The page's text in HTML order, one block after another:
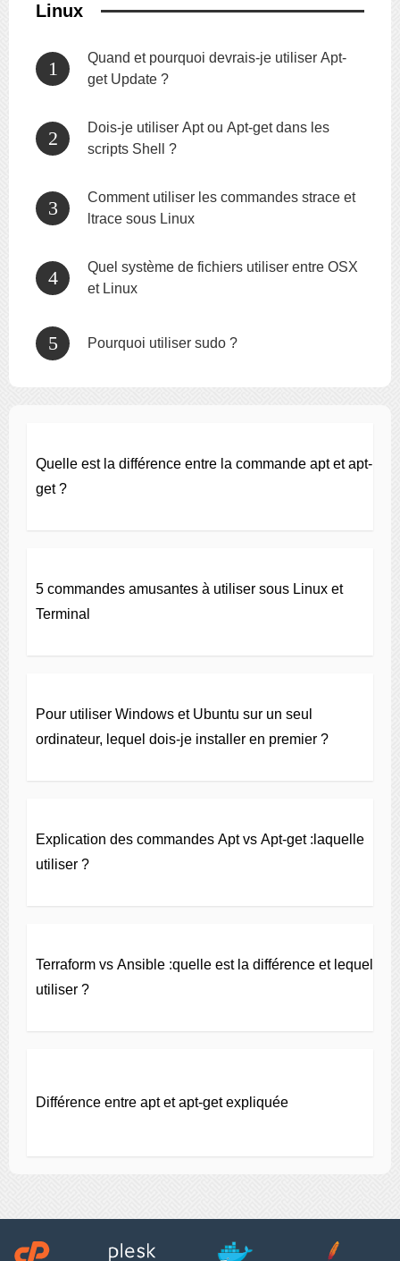
Linux
Quand et pourquoi devrais-je utiliser Apt-
get Update ?
Dois-je utiliser Apt ou Apt-get dans les
scripts Shell ?
Comment utiliser les commandes strace et
ltrace sous Linux
Quel système de fichiers utiliser entre OSX
et Linux
Pourquoi utiliser sudo ?
Quelle est la différence entre la commande apt et apt-
get ?
5 commandes amusantes à utiliser sous Linux et
Terminal
Pour utiliser Windows et Ubuntu sur un seul
ordinateur, lequel dois-je installer en premier ?
Explication des commandes Apt vs Apt-get :laquelle
utiliser ?
Terraform vs Ansible :quelle est la différence et lequel
utiliser ?
Différence entre apt et apt-get expliquée